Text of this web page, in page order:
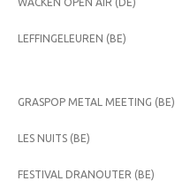
LEFFINGELEUREN (BE)
GRASPOP METAL MEETING (BE)
LES NUITS (BE)
FESTIVAL DRANOUTER (BE)